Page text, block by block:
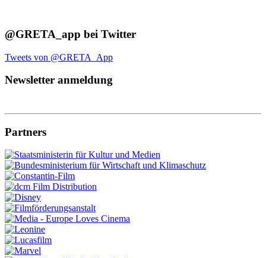
@GRETA_app bei Twitter
Tweets von @GRETA_App
Newsletter anmeldung
Partners